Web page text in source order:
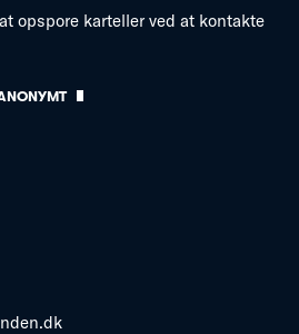
opspore karteller ved at kontakte